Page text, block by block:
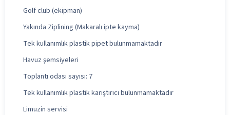
Golf club (ekipman)
Yakında Ziplining (Makaralı ipte kayma)
Tek kullanımlık plastik pipet bulunmamaktadır
Havuz şemsiyeleri
Toplantı odası sayısı: 7
Tek kullanımlık plastik karıştırıcı bulunmamaktadır
Limuzin servisi